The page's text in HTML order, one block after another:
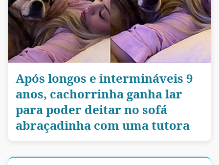
Após longos e intermináveis 9
anos, cachorrinha ganha lar
para poder deitar no sofá
abraçadinha com uma tutora